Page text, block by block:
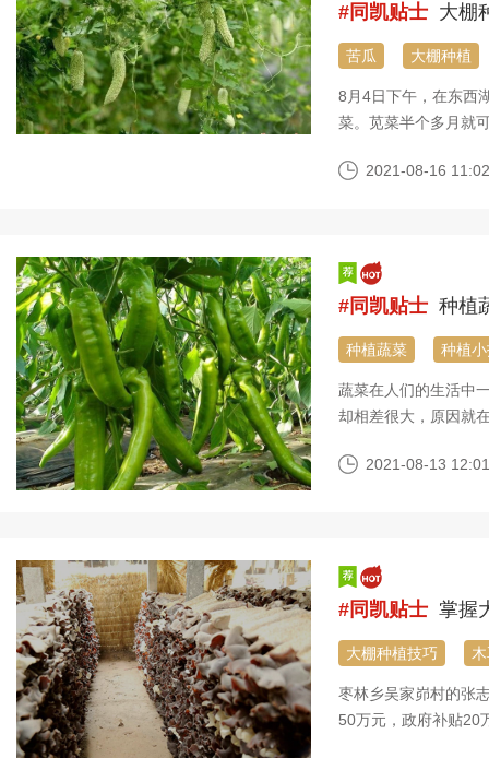
#同凯贴士 大棚
苦瓜 大棚种植
8月4日下午，在东西
菜。苋菜半个多月就
洲等蔬菜大市场的商
2021-08-16
#同凯贴士 种植
种植蔬菜 种植
蔬菜在人们的生活中
却相差很大，原因就
理方法，才能使种植
2021-08-13
#同凯贴士 掌握
大棚种植技巧
枣林乡吴家峁村的张
50万元，政府补贴20